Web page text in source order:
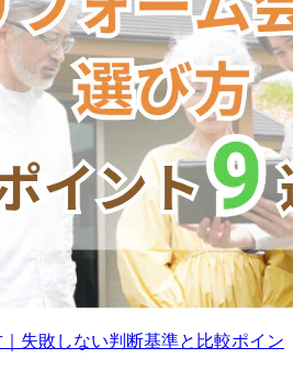
失敗しない判断基準と比較ポイン